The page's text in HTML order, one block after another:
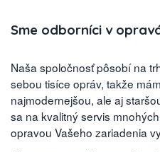
Sme odborníci v
Naša spoločnosť pôsobí na
sebou tisíce opráv, takže
najmodernejšou, ale aj
sa na kvalitný servis
opravou Vašeho zariadenia